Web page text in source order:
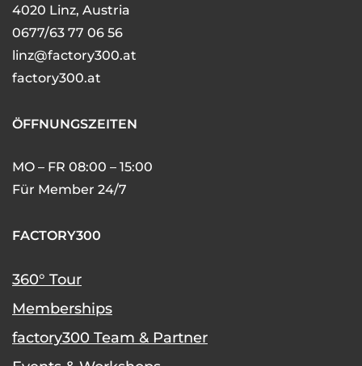
4020 Linz, Austria
0677/63 77 06 56
linz@factory300.at
factory300.at
ÖFFNUNGSZEITEN
MO – FR 08:00 – 15:00
Für Member 24/7
FACTORY300
360° Tour
Memberships
factory300 Team & Partner